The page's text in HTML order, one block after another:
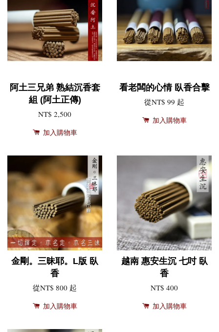
阿土三兄弟 熟結沉香套
組 (阿土正傳)
NT$ 2,500
加入購物車
看老闆的心情 臥香合擊
從NT$ 99 起
加入購物車
金剛。三昧耶。L版 臥
香
從NT$ 800 起
加入購物車
越南 惠安生沉 七吋 臥
香
NT$ 400
加入購物車